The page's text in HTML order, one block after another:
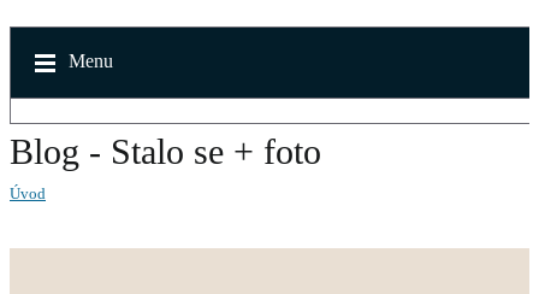
Menu
Blog - Stalo se + foto
Úvod